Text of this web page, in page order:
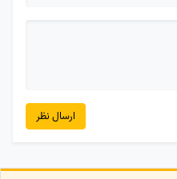
ارسال نظر